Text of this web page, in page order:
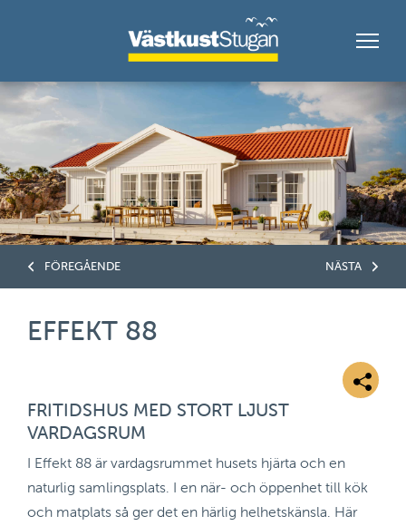
FÖREGÅENDE NÄSTA
EFFEKT 88
FRITIDSHUS MED STORT LJUST
VARDAGSRUM
I Effekt 88 är vardagsrummet husets hjärta och en
naturlig samlingsplats. I en när- och öppenhet till kök
och matplats så ger det en härlig helhetskänsla. Här